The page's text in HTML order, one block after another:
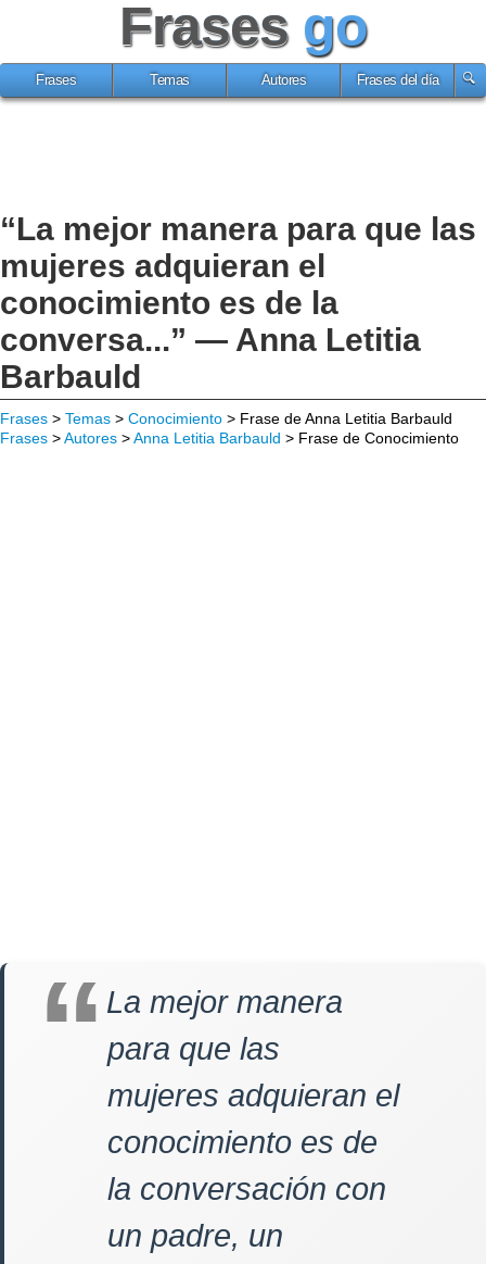
Frases go
Frases Temas Autores Frases del día
“La mejor manera para que las
mujeres adquieran el
conocimiento es de la
conversa...” — Anna Letitia
Barbauld
Frases > Temas > Conocimiento > Frase de Anna Letitia Barbauld
Frases >Autores >Anna Letitia Barbauld > Frase de Conocimiento
La mejor manera
para que las
mujeres adquieran el
conocimiento es de
la conversación con
un padre, un